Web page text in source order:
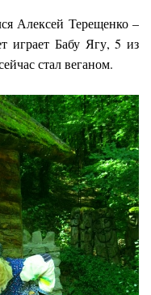
Алексей Терещенко –
играет Бабу Ягу, 5 из
стал веганом.